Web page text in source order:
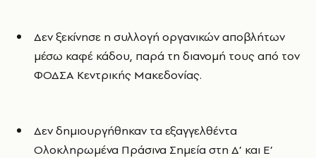
Δεν ξεκίνησε η συλλογή οργανικών αποβλήτων
μέσω καφέ κάδου, παρά τη διανομή τους από τον
ΦΟΔΣΑ Κεντρικής Μακεδονίας.
Δεν δημιουργήθηκαν τα εξαγγελθέντα
Ολοκληρωμένα Πράσινα Σημεία στη Δ’ και Ε’